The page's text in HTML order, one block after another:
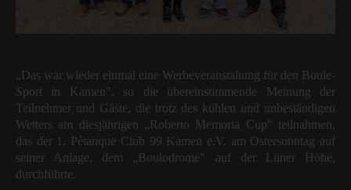
„Das war wieder einmal eine Werbeveranstaltung für den Boule-
Sport in Kamen", so die übereinstimmende Meinung der
Teilnehmer und Gäste, die trotz des kühlen und unbeständigen
Wetters am diesjährigen „Roberto Memoria Cup" teilnahmen,
das der 1. Pétanque Club 99 Kamen e.V. am Ostersonntag auf
seiner Anlage, dem „Boulodrome" auf der Lüner Höhe,
durchführte.